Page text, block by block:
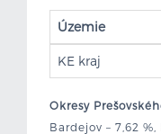
Územie
KE kraj
Okresy
Bardejov – 7,62